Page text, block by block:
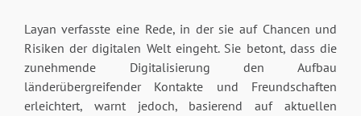
Layan verfasste eine Rede, in der sie auf Chancen und
Risiken der digitalen Welt eingeht. Sie betont, dass die
zunehmende Digitalisierung den Aufbau
länderübergreifender Kontakte und Freundschaften
erleichtert, warnt jedoch, basierend auf aktuellen